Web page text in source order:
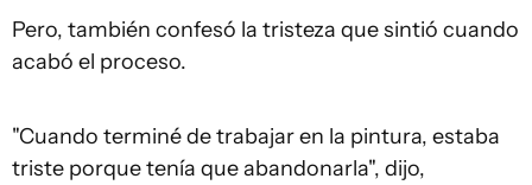
Pero, también confesó la tristeza que sintió cuando
acabó el proceso.
"Cuando terminé de trabajar en la pintura, estaba
triste porque tenía que abandonarla", dijo,